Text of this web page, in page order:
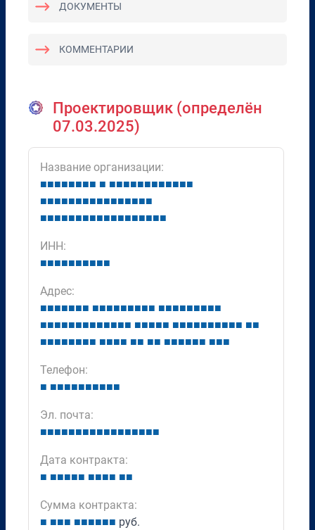
ДОКУМЕНТЫ
КОММЕНТАРИИ
Проектировщик (определён
07.03.2025)
Название организации:
■■■■■■■■ ■ ■■■■■■■■■■■■
■■■■■■■■■■■■■■■■
■■■■■■■■■■■■■■■■■■
ИНН:
■■■■■■■■■■
Адрес:
■■■■■■■ ■■■■■■■■■ ■■■■■■■■■
■■■■■■■■■■■■■ ■■■■■ ■■■■■■■■■■ ■■
■■■■■■■■ ■■■■ ■■ ■■ ■■■■■■ ■■■
Телефон:
■ ■■■■■■■■■■
Эл. почта:
■■■■■■■■■■■■■■■■■
Дата контракта:
■ ■■■■■ ■■■■ ■■
Сумма контракта:
■ ■■■ ■■■■■■ руб.